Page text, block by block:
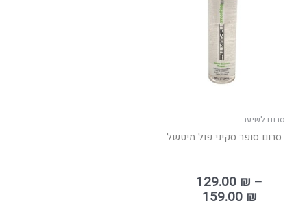
סרום לשיער
סרום סופר סקיני פול מיטשל
129.00 ₪ –
159.00 ₪